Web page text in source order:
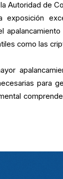
Autoridad de
exposición
como las
para